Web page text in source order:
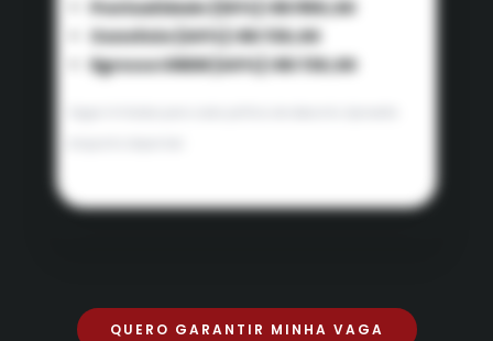
Pontualidade (20%): R$ 960,00
Convênio (40%): R$ 720,00
Egresso UNDB (40%): R$ 720,00
QUERO GARANTIR MINHA VAGA